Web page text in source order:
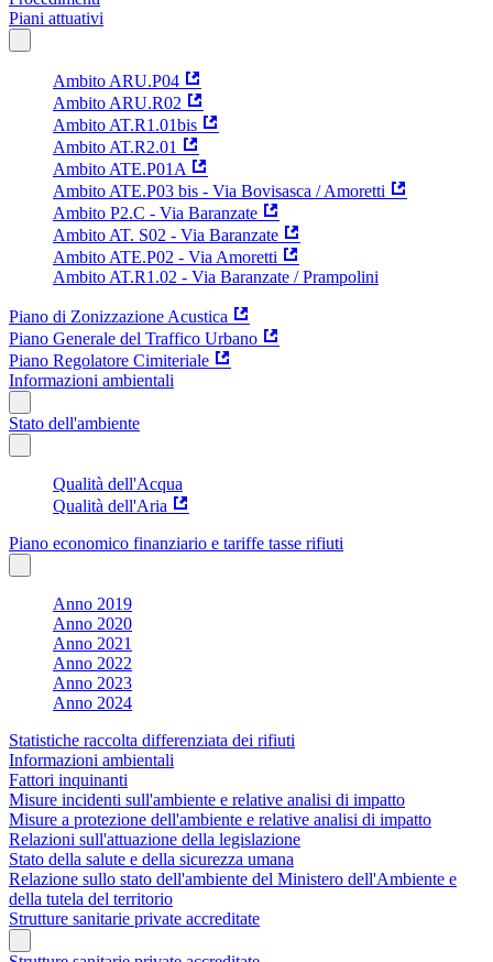
Piani attuativi
Ambito ARU.P04
Ambito ARU.R02
Ambito AT.R1.01bis
Ambito AT.R2.01
Ambito ATE.P01A
Ambito ATE.P03 bis - Via Bovisasca / Amoretti
Ambito P2.C - Via Baranzate
Ambito AT. S02 - Via Baranzate
Ambito ATE.P02 - Via Amoretti
Ambito AT.R1.02 - Via Baranzate / Prampolini
Piano di Zonizzazione Acustica
Piano Generale del Traffico Urbano
Piano Regolatore Cimiteriale
Informazioni ambientali
Stato dell'ambiente
Qualità dell'Acqua
Qualità dell'Aria
Piano economico finanziario e tariffe tasse rifiuti
Anno 2019
Anno 2020
Anno 2021
Anno 2022
Anno 2023
Anno 2024
Statistiche raccolta differenziata dei rifiuti
Informazioni ambientali
Fattori inquinanti
Misure incidenti sull'ambiente e relative analisi di impatto
Misure a protezione dell'ambiente e relative analisi di impatto
Relazioni sull'attuazione della legislazione
Stato della salute e della sicurezza umana
Relazione sullo stato dell'ambiente del Ministero dell'Ambiente e
della tutela del territorio
Strutture sanitarie private accreditate